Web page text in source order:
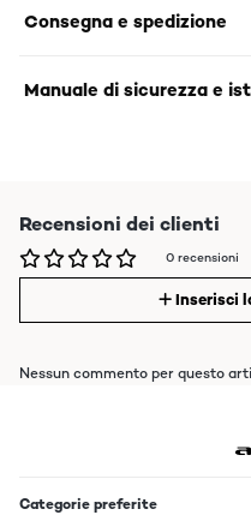
Consegna e spedizione
Manuale di sicurezza e
Recensioni dei clienti
0 recensioni
Inserisci
Nessun commento per questo
Categorie preferite